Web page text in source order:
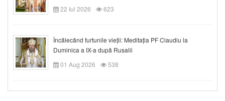
22 Iul 2026
623
Încălecând furtunile vieții: Meditația PF Claudiu la
Duminica a IX-a după Rusalii
01 Aug 2026
538